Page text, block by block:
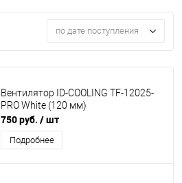
по дате поступления
Вентилятор ID-COOLING TF-12025-
PRO White (120 мм)
750 руб. / шт
Подробнее